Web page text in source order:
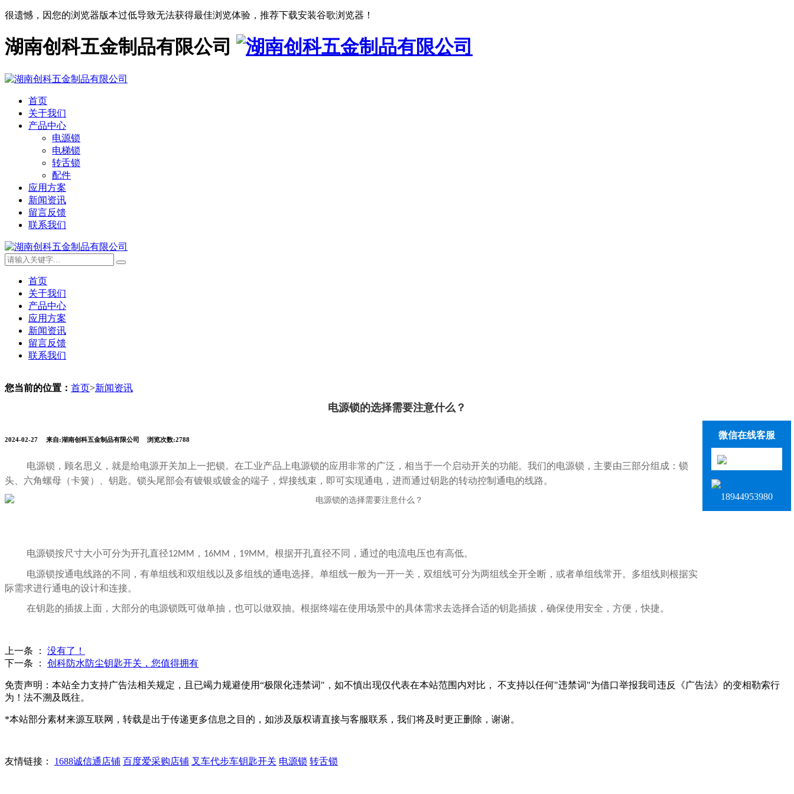
很遗憾，因您的浏览器版本过低导致无法获得最佳浏览体验，推荐下载安装谷歌浏览器！
湖南创科五金制品有限公司
首页
关于我们
产品中心
电源锁
电梯锁
转舌锁
配件
应用方案
新闻资讯
留言反馈
联系我们
首页
关于我们
产品中心
应用方案
新闻资讯
留言反馈
联系我们
您当前的位置： 首页>新闻资讯
电源锁的选择需要注意什么？
2024-02-27 来自:湖南创科五金制品有限公司 浏览次数:2788
电源锁，顾名思义，就是给电源开关加上一把锁。在工业产品上电源锁的应用非常的广泛，相当于一个启动开关的功能。我们的电源锁，主要由三部分组成：锁
头、六角螺母（卡簧）、钥匙。锁头尾部会有镀银或镀金的端子，焊接线束，即可实现通电，进而通过钥匙的转动控制通电的线路。
电源锁按尺寸大小可分为开孔直径12MM ， 16MM ， 19MM 。根据开孔直径不同，通过的电流电压也有高低。
电源锁按通电线路的不同，有单组线和双组线以及多组线的通电选择。单组线一般为一开一关，双组线可分为两组线全开全断，或者单组线常开。多组线则根据实
际需求进行通电的设计和连接。
在钥匙的插拔上面，大部分的电源锁既可做单抽，也可以做双抽。根据终端在使用场景中的具体需求去选择合适的钥匙插拔，确保使用安全，方便，快捷。
上一条 ：
没有了！
下一条 ：
创科防水防尘钥匙开关，您值得拥有
免责声明：本站全力支持广告法相关规定，且已竭力规避使用“极限化违禁词"，如不慎出现仅代表在本站范围内对比， 不支持以任何"违禁词"为借口举报我司违反《广告法》的变相勒索行
为！法不溯及既往。
*本站部分素材来源互联网，转载是出于传递更多信息之目的，如涉及版权请直接与客服联系，我们将及时更正删除，谢谢。
友情链接： 1688诚信通店铺 百度爱采购店铺 叉车代步车钥匙开关 电源锁 转舌锁
微信在线客服
18944953980